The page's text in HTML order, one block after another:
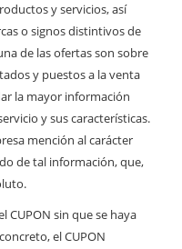
y servicios, así
o signos distintivos de
de las ofertas son sobre
y puestos a la venta
la mayor información
y sus características.
mención al carácter
de tal información, que,
CUPON sin que se haya
el CUPON